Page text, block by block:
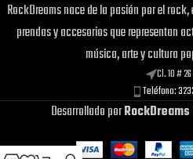
RockDreams nace de la pasión por el
prendas y accesorios que representan
música, arte y cultura
Cl. 10 #
Teléfono:
Desarrollado porRockDreams